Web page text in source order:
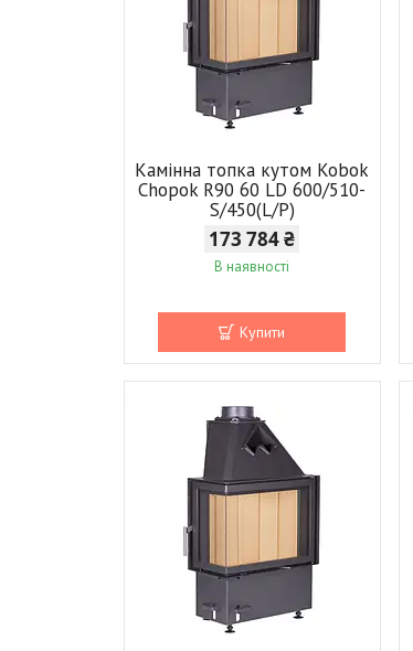
Камінна топка кутом Kobok
Chopok R90 60 LD 600/510-
S/450(L/P)
173 784 ₴
В наявності
Купити